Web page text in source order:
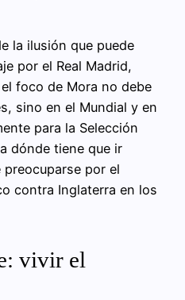
la ilusión que puede
por el Real Madrid,
foco de Mora no debe
sino en el Mundial y en
para la Selección
dónde tiene que ir
por el
contra Inglaterra en los
vivir el